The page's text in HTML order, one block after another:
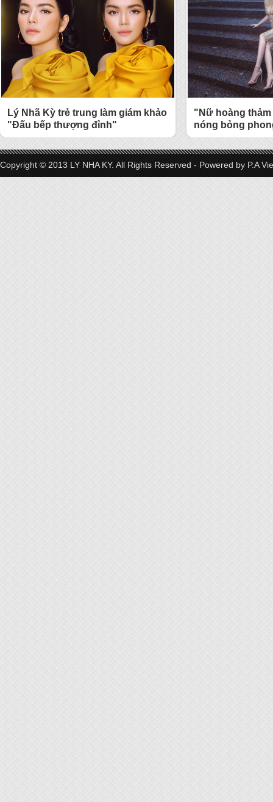
Lý Nhã Kỳ trẻ trung làm giám khảo
"Đấu bếp thượng đỉnh"
"Nữ hoàng
nóng bỏng
Copyright © 2013 LY NHA KY. All Rights Reserved - Powered by P.A